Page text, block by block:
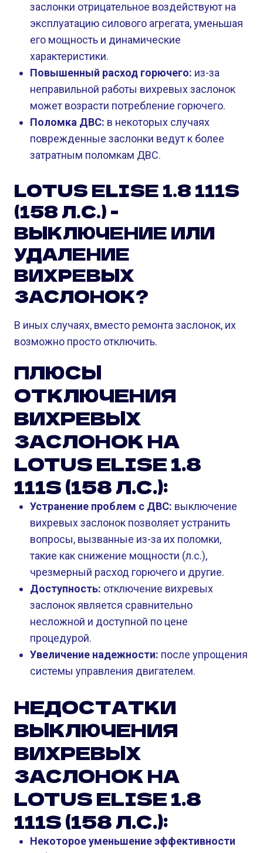
заслонки отрицательное воздействуют на
эксплуатацию силового агрегата, уменьшая
его мощность и динамические
характеристики.
Повышенный расход горючего: из-за
неправильной работы вихревых заслонок
может возрасти потребление горючего.
Поломка ДВС: в некоторых случаях
поврежденные заслонки ведут к более
затратным поломкам ДВС.
LOTUS ELISE 1.8 111S
(158 Л.С.) -
ВЫКЛЮЧЕНИЕ ИЛИ
УДАЛЕНИЕ
ВИХРЕВЫХ
ЗАСЛОНОК?
В иных случаях, вместо ремонта заслонок, их
возможно просто отключить.
ПЛЮСЫ
ОТКЛЮЧЕНИЯ
ВИХРЕВЫХ
ЗАСЛОНОК НА
LOTUS ELISE 1.8
111S (158 Л.С.):
Устранение проблем с ДВС: выключение
вихревых заслонок позволяет устранить
вопросы, вызванные из-за их поломки,
такие как снижение мощности (л.с.),
чрезмерный расход горючего и другие.
Доступность: отключение вихревых
заслонок является сравнительно
несложной и доступной по цене
процедурой.
Увеличение надежности: после упрощения
системы управления двигателем.
НЕДОСТАТКИ
ВЫКЛЮЧЕНИЯ
ВИХРЕВЫХ
ЗАСЛОНОК НА
LOTUS ELISE 1.8
111S (158 Л.С.):
Некоторое уменьшение эффективности